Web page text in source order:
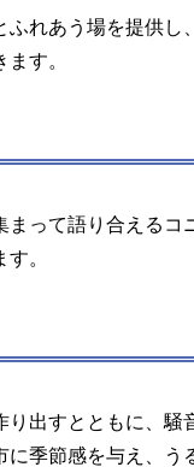
れあう場を提供
す。
って語り合える
。
出すとともに、
季節感を与え、